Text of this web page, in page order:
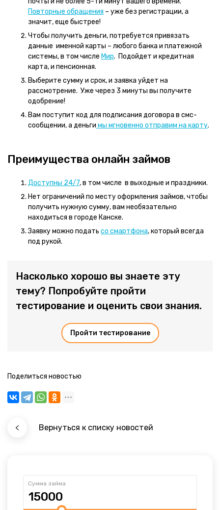
Повторные обращения – уже без регистрации, а
значит, еще быстрее!
Чтобы получить деньги, потребуется привязать
данные именной карты – любого банка и платежной
системы, в том числе Мир. Подойдет и кредитная
карта, и пенсионная.
Выберите сумму и срок, и заявка уйдет на
рассмотрение. Уже через 3 минуты вы получите
одобрение!
Вам поступит код для подписания договора в смс-
сообщении, а деньги мы мгновенно отправим на карту.
Преимущества онлайн займов
Доступны 24/7, в том числе в выходные и праздники.
Нет ограничений по месту оформления займов, чтобы
получить нужную сумму, вам необязательно
находиться в городе Канске.
Заявку можно подать со смартфона, который всегда
под рукой.
Насколько хорошо вы знаете эту
тему? Попробуйте пройти
тестирование и оценить свои знания.
Пройти тестирование
Вернуться к списку новостей
Поделиться новостью
Сумма займа